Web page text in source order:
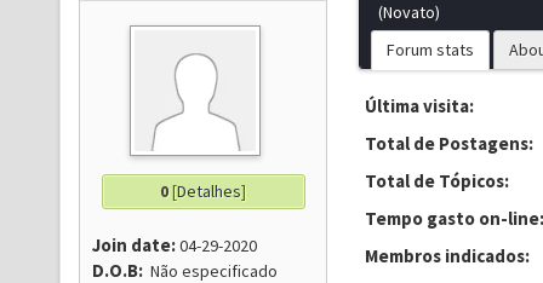
0[Detalhes]
Join date:04-29-2020
D.O.B: Não especificado
(Novato)
Forum stats
Última visita:
Total de Postagens:
Total de Tópicos:
Tempo gasto on-line:
Membros indicados: